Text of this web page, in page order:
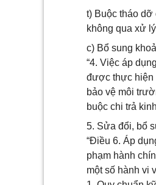
t) Buộc tháo dỡ
không qua xử
c) Bổ sung
“4. Việc áp
được thực hiện
bảo vệ môi
buộc chi trả
5. Sửa đổi, bổ
“Điều 6. Áp
phạm hành
một số hành vi